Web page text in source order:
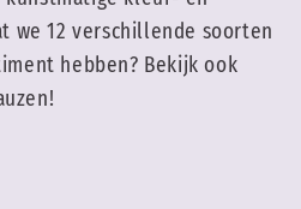
we 12 verschillende soorten
hebben? Bekijk ook